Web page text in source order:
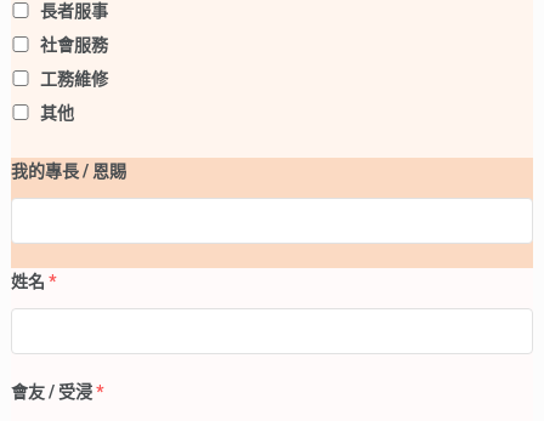
長者服事
社會服務
工務維修
其他
我的專長 / 恩賜
姓名 *
會友 / 受浸 *